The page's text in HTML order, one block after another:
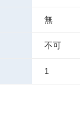
無
不可
1